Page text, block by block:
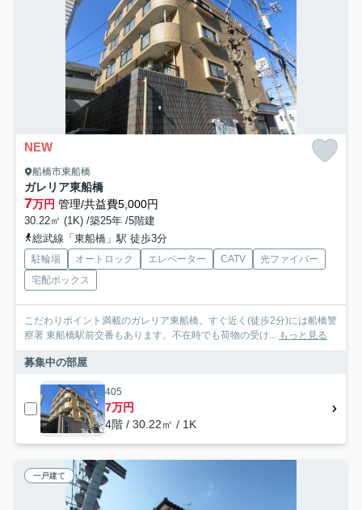
NEW
船橋市東船橋
ガレリア東船橋
7万円 管理/共益費5,000円
30.22㎡ (1K) /築25年 /5階建
総武線「東船橋」駅 徒歩3分
駐輪場 オートロック エレベーター CATV
光ファイバー
宅配ボックス
こだわりポイント満載のガレリア東船橋。すぐ近く(徒歩2分)には船橋警
察署 東船橋駅前交番もあります。不在時でも荷物の受け... もっと見る
募集中の部屋
405
7万円
4階 / 30.22㎡ / 1K
一戸建て